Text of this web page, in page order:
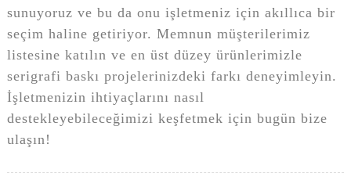
sunuyoruz ve bu da onu işletmeniz için akıllıca bir
seçim haline getiriyor. Memnun müşterilerimiz
listesine katılın ve en üst düzey ürünlerimizle
serigrafi baskı projelerinizdeki farkı deneyimleyin.
İşletmenizin ihtiyaçlarını nasıl
destekleyebileceğimizi keşfetmek için bugün bize
ulaşın!